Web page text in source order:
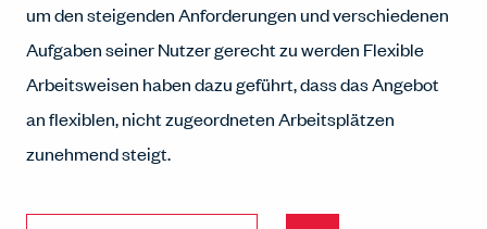
um den steigenden Anforderungen und verschiedenen
Aufgaben seiner Nutzer gerecht zu werden Flexible
Arbeitsweisen haben dazu geführt, dass das Angebot
an flexiblen, nicht zugeordneten Arbeitsplätzen
zunehmend steigt.